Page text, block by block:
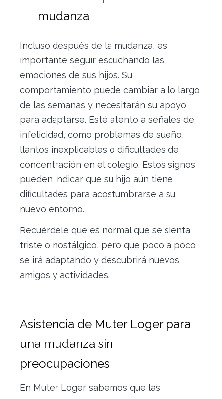
mudanza
Incluso después de la mudanza, es
importante seguir escuchando las
emociones de sus hijos. Su
comportamiento puede cambiar a lo largo
de las semanas y necesitarán su apoyo
para adaptarse. Esté atento a señales de
infelicidad, como problemas de sueño,
llantos inexplicables o dificultades de
concentración en el colegio. Estos signos
pueden indicar que su hijo aún tiene
dificultades para acostumbrarse a su
nuevo entorno.
Recuérdele que es normal que se sienta
triste o nostálgico, pero que poco a poco
se irá adaptando y descubrirá nuevos
amigos y actividades.
Asistencia de Muter Loger para
una mudanza sin
preocupaciones
En Muter Loger sabemos que las